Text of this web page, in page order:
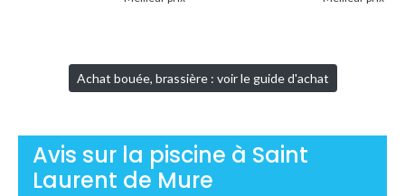
Achat bouée, brassière : voir le guide d'achat
Avis sur la piscine à Saint
Laurent de Mure